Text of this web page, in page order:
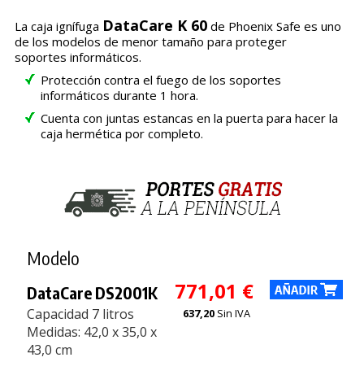
La caja ignífuga DataCare K 60de Phoenix Safe es uno
de los modelos de menor tamaño para proteger
soportes informáticos.
Protección contra el fuego de los soportes
informáticos durante 1 hora.
Cuenta con juntas estancas en la puerta para hacer la
caja hermética por completo.
Modelo
DataCare DS2001K
Capacidad 7 litros
Medidas: 42,0 x 35,0 x
43,0 cm
771,01 €
637,20 Sin IVA